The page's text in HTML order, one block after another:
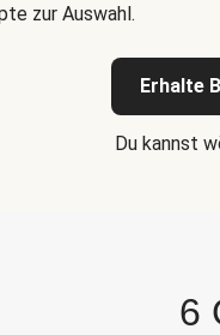
zur Auswahl.
Erhalte
Du kannst
6